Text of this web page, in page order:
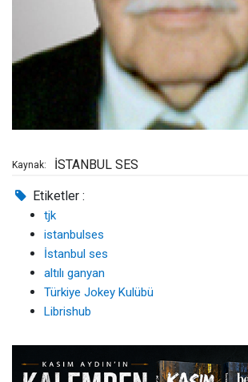
Kaynak: İSTANBUL SES
Etiketler :
tjk
istanbulses
İstanbul ses
altılı ganyan
Türkiye Jokey Kulübü
Librishub